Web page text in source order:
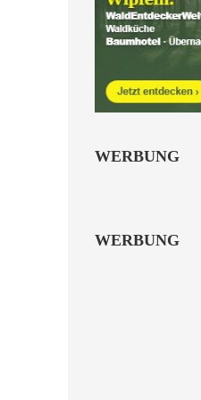
WERBUNG
WERBUNG